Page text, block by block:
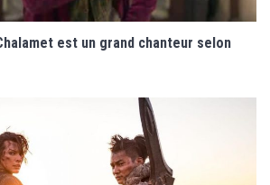
est un grand chanteur selon